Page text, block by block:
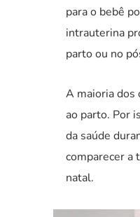
para o bebê
intrauterina
parto ou no
A maioria dos
ao parto. Por
da saúde
comparecer a
natal.